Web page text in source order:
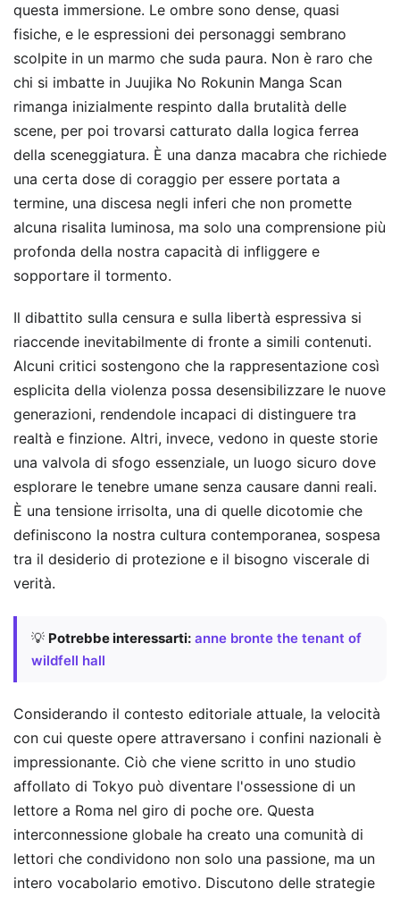
questa immersione. Le ombre sono dense, quasi
fisiche, e le espressioni dei personaggi sembrano
scolpite in un marmo che suda paura. Non è raro che
chi si imbatte in Juujika No Rokunin Manga Scan
rimanga inizialmente respinto dalla brutalità delle
scene, per poi trovarsi catturato dalla logica ferrea
della sceneggiatura. È una danza macabra che richiede
una certa dose di coraggio per essere portata a
termine, una discesa negli inferi che non promette
alcuna risalita luminosa, ma solo una comprensione più
profonda della nostra capacità di infliggere e
sopportare il tormento.
Il dibattito sulla censura e sulla libertà espressiva si
riaccende inevitabilmente di fronte a simili contenuti.
Alcuni critici sostengono che la rappresentazione così
esplicita della violenza possa desensibilizzare le nuove
generazioni, rendendole incapaci di distinguere tra
realtà e finzione. Altri, invece, vedono in queste storie
una valvola di sfogo essenziale, un luogo sicuro dove
esplorare le tenebre umane senza causare danni reali.
È una tensione irrisolta, una di quelle dicotomie che
definiscono la nostra cultura contemporanea, sospesa
tra il desiderio di protezione e il bisogno viscerale di
verità.
💡 Potrebbe interessarti: anne bronte the tenant of
wildfell hall
Considerando il contesto editoriale attuale, la velocità
con cui queste opere attraversano i confini nazionali è
impressionante. Ciò che viene scritto in uno studio
affollato di Tokyo può diventare l'ossessione di un
lettore a Roma nel giro di poche ore. Questa
interconnessione globale ha creato una comunità di
lettori che condividono non solo una passione, ma un
intero vocabolario emotivo. Discutono delle strategie